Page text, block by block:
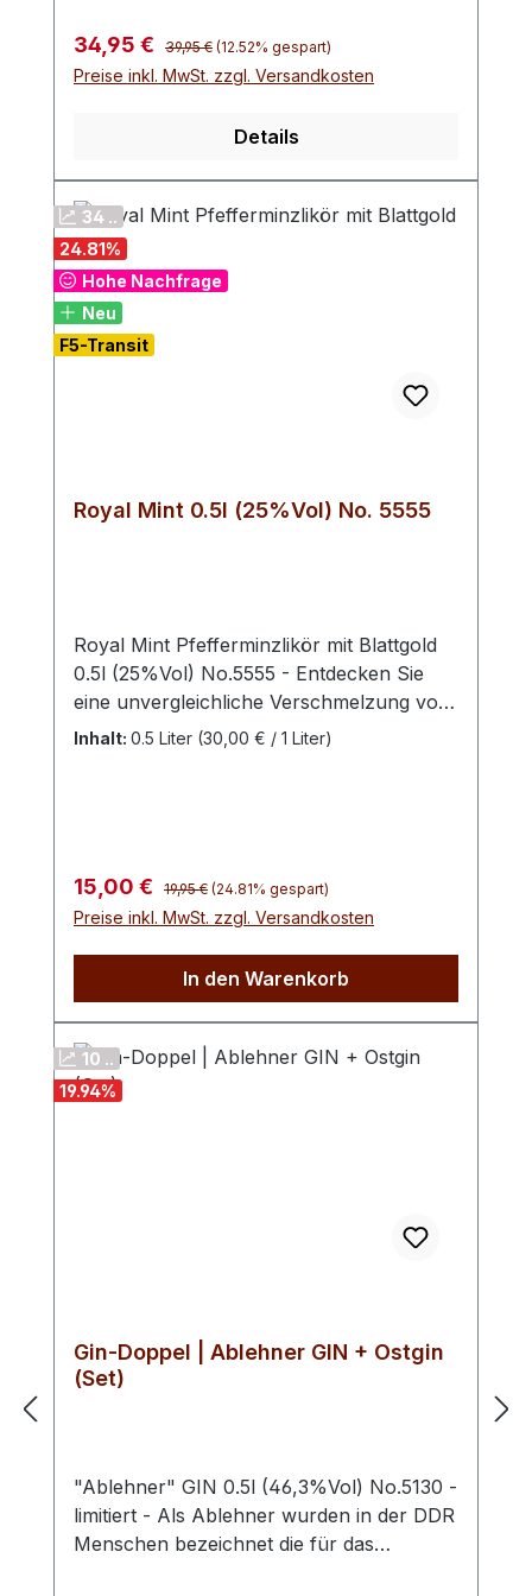
Verkaufspreis:
34,95 € Regulärer Preis:
39,95 € (12.52% gespart)
Preise inkl. MwSt. zzgl. Versandkosten
Details
34 ..
24.81%
Hohe Nachfrage
Neu
F5-Transit
Royal Mint 0.5l (25%Vol) No. 5555
Royal Mint Pfefferminzlikör mit Blattgold
0.5l (25%Vol) No.5555 - Entdecken Sie
eine unvergleichliche Verschmelzung von
Luxus und erfrischender
kreieren, das alle Sinne anspricht. Perfekt
als Aperitif oder Digestif, kann unser
Pfefferminzlikör mit Blattgold sowohl pur
genossen als auch zu Cocktails gemischt
macht es auch zu einem erstklassigen
Geschenk für besondere Anlässe.
Verkostungsnotiz: Dieser luxuriöse
Inhalt: 0.5 Liter (30,00 € / 1 Liter)
Verkaufspreis:
15,00 € Regulärer Preis:
19,95 € (24.81% gespart)
Preise inkl. MwSt. zzgl. Versandkosten
In den Warenkorb
10 ..
19.94%
Gin-Doppel | Ablehner GIN + Ostgin
(Set)
"Ablehner" GIN 0.5l (46,3%Vol) No.5130 -
limitiert - Als Ablehner wurden in der DDR
Menschen bezeichnet die für das